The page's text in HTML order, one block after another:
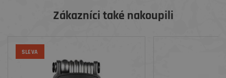
Zákazníci také nakoupili
SLEVA